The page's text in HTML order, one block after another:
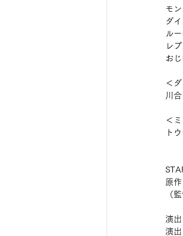
モ
ダ
ル
レ
お
＜
川
＜
ト
原
（
演
演